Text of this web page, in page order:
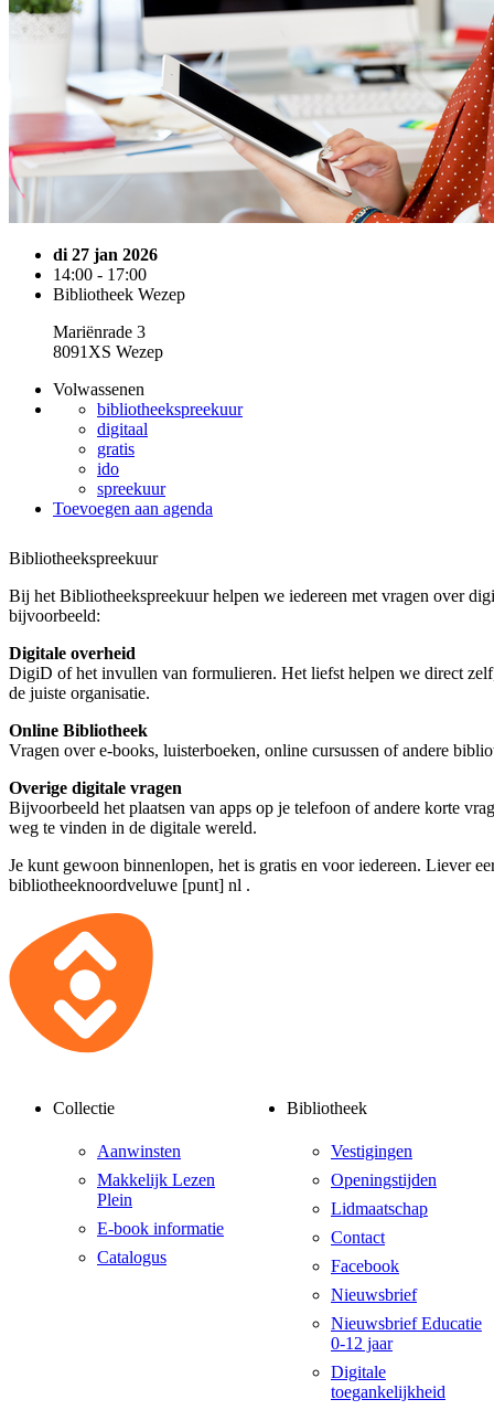
di 27 jan 2026
14:00 - 17:00
Bibliotheek Wezep
Mariënrade 3
8091XS Wezep
Volwassenen
bibliotheekspreekuur
digitaal
gratis
ido
spreekuur
Toevoegen aan agenda
Bibliotheekspreekuur
Bij het Bibliotheekspreekuur helpen we iedereen met vragen over
bijvoorbeeld:
Digitale overheid
DigiD of het invullen van formulieren. Het liefst helpen we direct
de juiste organisatie.
Online Bibliotheek
Vragen over e-books, luisterboeken, online cursussen of andere
Overige digitale vragen
Bijvoorbeeld het plaatsen van apps op je telefoon of andere korte
weg te vinden in de digitale wereld.
Je kunt gewoon binnenlopen, het is gratis en voor iedereen. Liever
bibliotheeknoordveluwe [punt] nl .
Collectie
Aanwinsten
Makkelijk Lezen
Plein
E-book informatie
Catalogus
Bibliotheek
Vestigingen
Openingstijden
Lidmaatschap
Contact
Facebook
Nieuwsbrief
Nieuwsbrief Educatie
0-12 jaar
Digitale
toegankelijkheid